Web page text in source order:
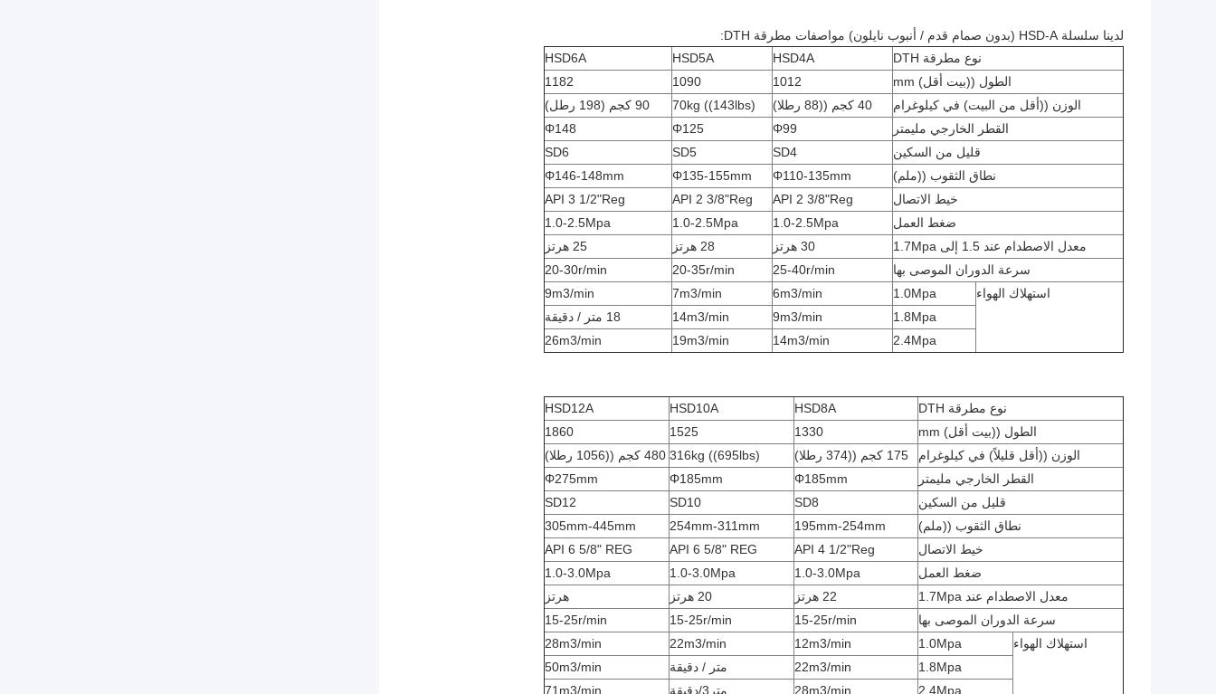
لدينا سلسلة HSD-A (بدون صمام قدم / أنبوب نايلون) مواصفات مطرقة DTH:
نوع مطرقة DTH
HSD4A
HSD5A
HSD6A
الطول ((بيت أقل) mm
1012
1090
1182
الوزن ((أقل من البيت) في كيلوغرام
40 كجم ((88 رطلا) 70kg ((143lbs)
90 كجم (198 رطل)
القطر الخارجي مليمتر
Φ99
Φ125
Φ148
قليل من السكين
SD4
SD5
SD6
نطاق الثقوب ((ملم)
Φ110-135mm
Φ135-155mm
Φ146-148mm
خيط الاتصال
API 2 3/8"Reg
API 2 3/8"Reg
API 3 1/2"Reg
ضغط العمل
1.0-2.5Mpa
1.0-2.5Mpa
1.0-2.5Mpa
معدل الاصطدام عند 1.5 إلى 1.7Mpa
30 هرتز 28 هرتز
25 هرتز
سرعة الدوران الموصى بها
25-40r/min
20-35r/min
20-30r/min
استهلاك الهواء
1.0Mpa
6m3/min
7m3/min
9m3/min
1.8Mpa
9m3/min
14m3/min
18 متر / دقيقة
2.4Mpa
14m3/min
19m3/min
26m3/min
نوع مطرقة DTH HSD8A
HSD10A
HSD12A
الطول ((بيت أقل) mm
1330
1525
1860
الوزن ((أقل قليلاً) في كيلوغرام
175 كجم ((374 رطلا) 316kg ((695lbs) 480 كجم ((1056 رطلا)
القطر الخارجي مليمتر
Φ185mm
Φ185mm
Φ275mm
قليل من السكين
SD8
SD10
SD12
نطاق الثقوب ((ملم)
195mm-254mm
254mm-311mm
305mm-445mm
خيط الاتصال
API 4 1/2"Reg
API 6 5/8" REG
API 6 5/8" REG
ضغط العمل
1.0-3.0Mpa
1.0-3.0Mpa
1.0-3.0Mpa
معدل الاصطدام عند 1.7Mpa
22 هرتز 20 هرتز
سرعة الدوران الموصى بها
15-25r/min
15-25r/min
15-25r/min
استهلاك الهواء
1.0Mpa
12m3/min
22m3/min
28m3/min
1.8Mpa
22m3/min
50m3/min
2.4Mpa
28m3/min
71m3/min